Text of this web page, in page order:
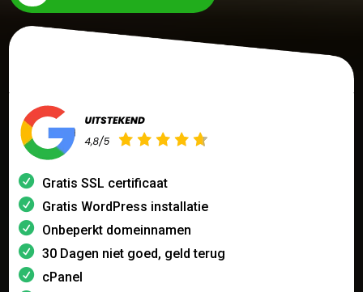
Gratis SSL certificaat
Gratis WordPress installatie
Onbeperkt domeinnamen
30 Dagen niet goed, geld terug
cPanel